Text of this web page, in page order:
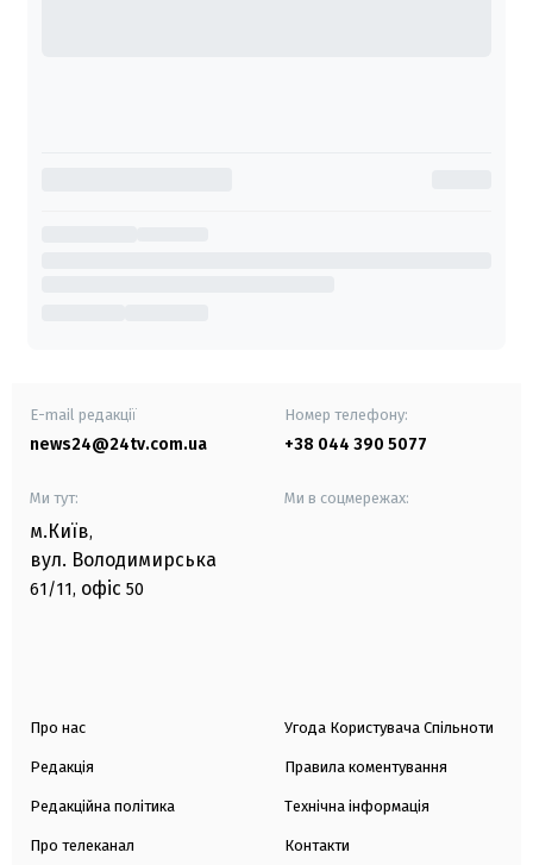
E-mail редакції
news24@24tv.com.ua
Номер телефону:
+38 044 390 5077
Ми тут:
м.Київ,
вул. Володимирська
61/11, офіс 50
Ми в соцмережах:
Про нас
Редакція
Редакційна політика
Про телеканал
Угода Користувача Спільноти
Правила коментування
Технічна інформація
Контакти